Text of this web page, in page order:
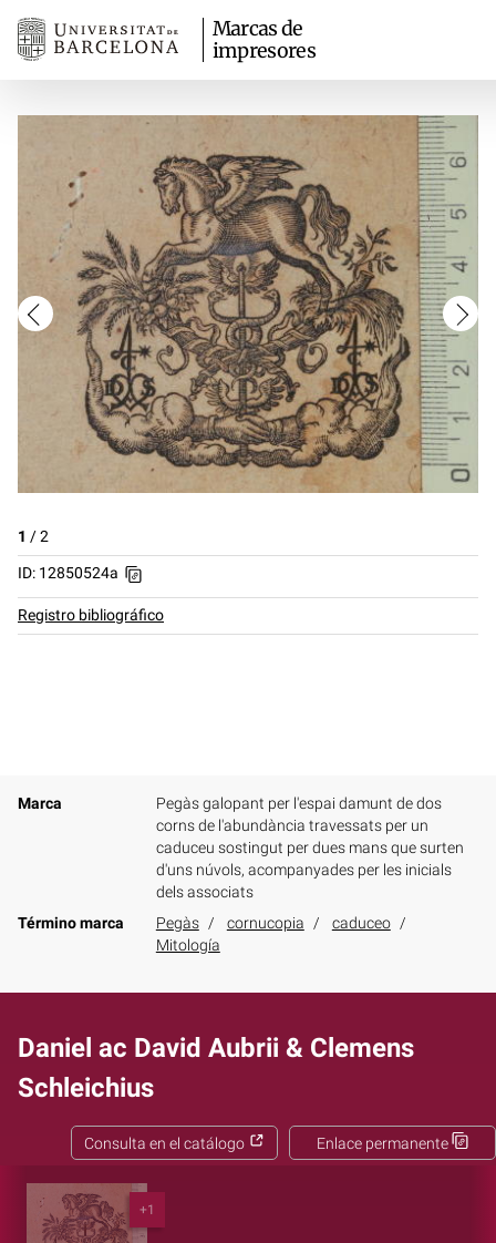
Marcas de
impresores
1 /2
ID: 12850524a
Registro bibliográfico
Marca
Pegàs galopant per l'espai damunt de dos
corns de l'abundància travessats per un
caduceu sostingut per dues mans que surten
d'uns núvols, acompanyades per les inicials
dels associats
Término marca
Pegàs cornucopia
caduceo
Mitología
Daniel ac David Aubrii & Clemens
Schleichius
Enlace permanente
Consulta en el catálogo
+1